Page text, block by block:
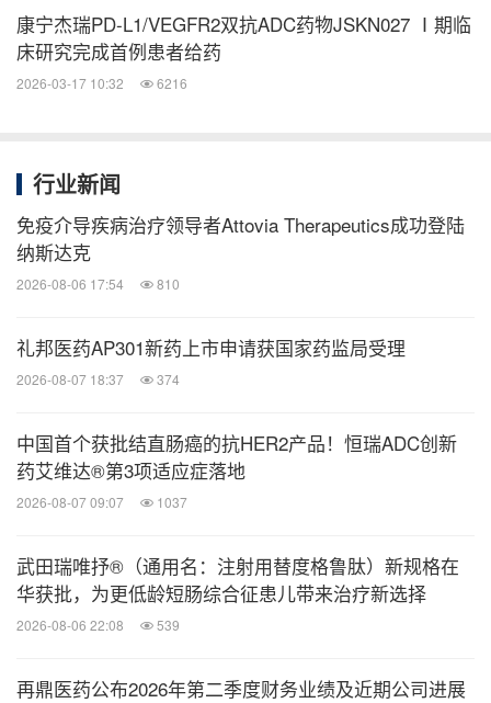
其主要产品在中国保持领先的市场份额。先声药业秉
持开放式创新的研发策略，与多家跨国公司和生物技
术企业成为战略合作伙伴，促进全球生命科学成果在
更多信息请访问：
康宁杰瑞前瞻性陈述
杰瑞未来事件或发展相关的声明，这些声明或构成前
设、有关未来财务结果、活动、运营、服务、产品开
发和潜在可能性的计划、目标、意图和期望的陈述，
以及有关未来表现的陈述。这些陈述或可用诸如
求"、"估计"、"将"、"预测"或类似含义的词语来标
识。我们还可能会在其他报告、演示文稿、交付给股
代表或不时会做出口头的前瞻性陈述。此类陈述基于
康宁杰瑞PD-L1/VEGFR2双抗ADC药物JSKN027 Ⅰ期临
床研究完成首例患者给药
2026-03-17 10:32 6216
行业新闻
免疫介导疾病治疗领导者Attovia Therapeutics成功登陆
纳斯达克
2026-08-06 17:54 810
礼邦医药AP301新药上市申请获国家药监局受理
2026-08-07 18:37 374
中国首个获批结直肠癌的抗HER2产品！恒瑞ADC创新
药艾维达®第3项适应症落地
2026-08-07 09:07 1037
武田瑞唯抒®（通用名：注射用替度格鲁肽）新规格在
华获批，为更低龄短肠综合征患儿带来治疗新选择
2026-08-06 22:08 539
再鼎医药公布2026年第二季度财务业绩及近期公司进展